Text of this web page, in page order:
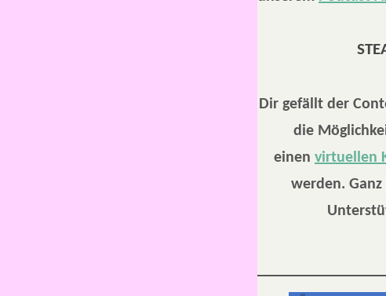
Dir gefällt der
die
einen virtuellen
werden.